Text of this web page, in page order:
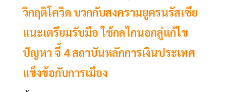
วิกฤติโควิด บวกกับสงครามยูครนรัสเซีย
แนะเตรียมรับมือ ใช้กลไกนอกลู่แก้ไข
ปัญหา จี้ 4 สถาบันหลักการเงินประเทศ
แข็งข้อกับการเมือง